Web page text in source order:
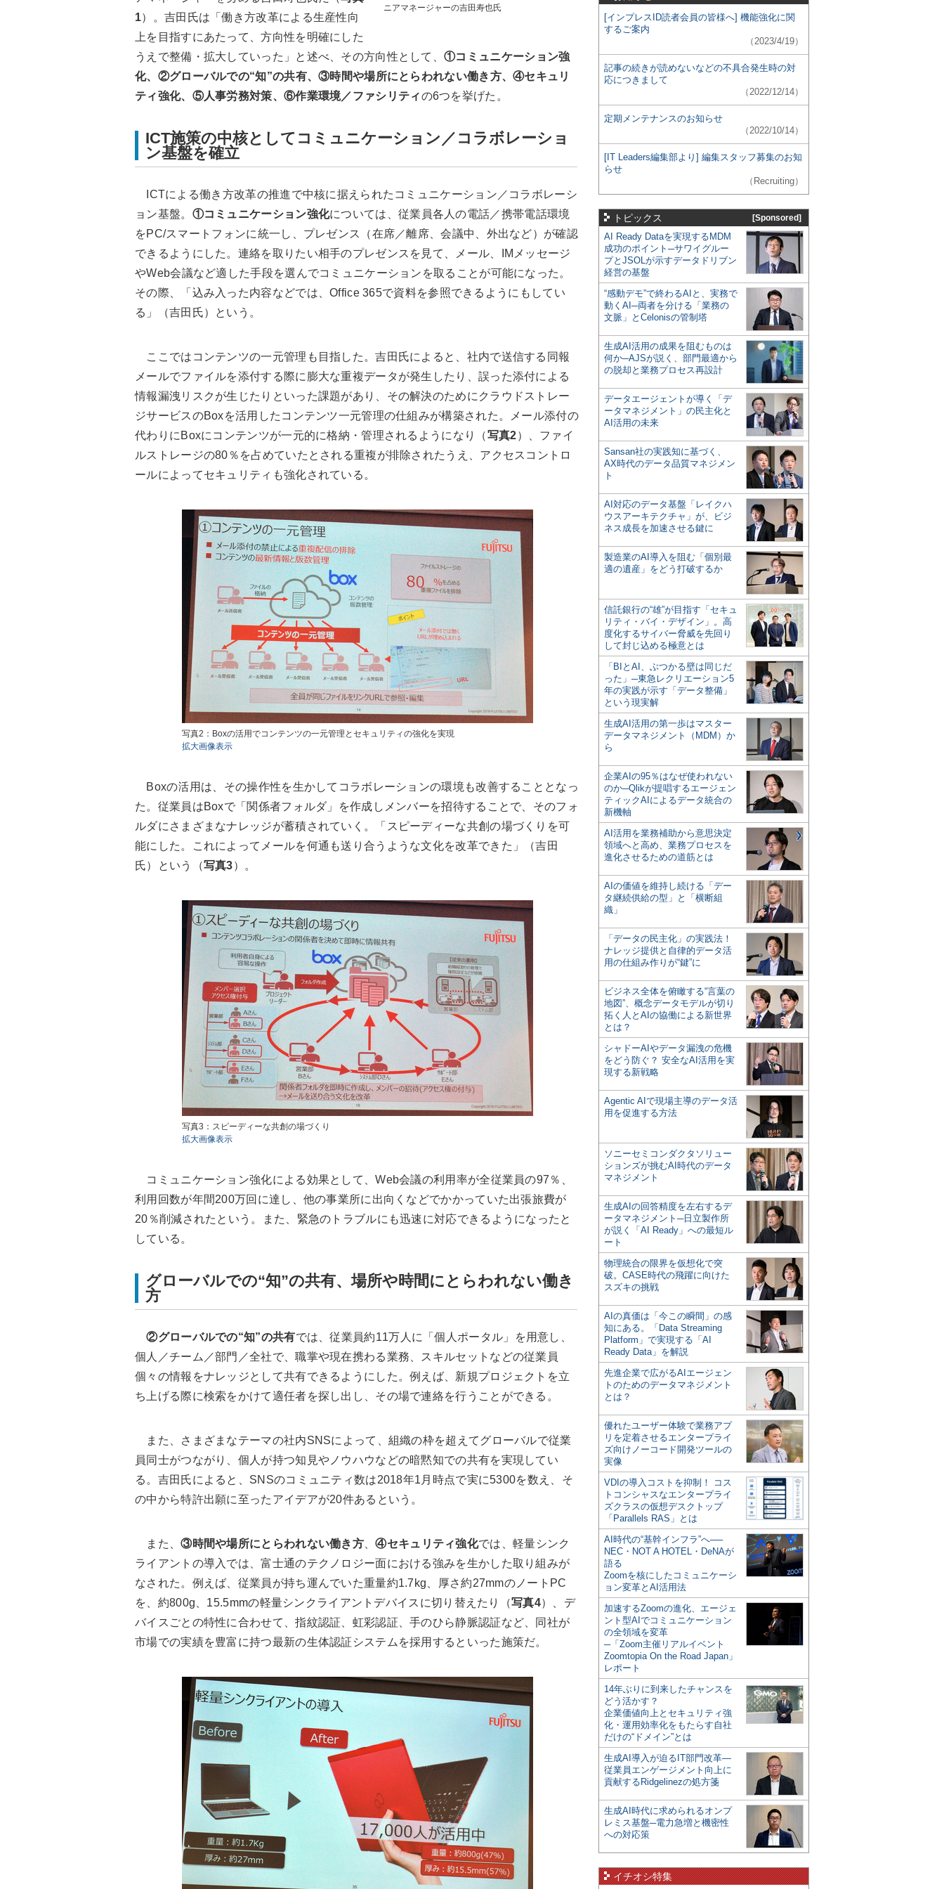
ニアマネージャーの吉田寿也氏
1）。吉田氏は「働き方改革による生産性向
上を目指すにあたって、方向性を明確にした
うえで整備・拡大していった」と述べ、その方向性として、①コミュニケーション強
化、②グローバルでの“知”の共有、③時間や場所にとらわれない働き方、④セキュリ
ティ強化、⑤人事労務対策、⑥作業環境／ファシリティの6つを挙げた。
ICT施策の中核としてコミュニケーション／コラボレーショ
ン基盤を確立
ICTによる働き方改革の推進で中核に据えられたコミュニケーション／コラボレーシ
ョン基盤。 ①コミュニケーション強化については、従業員各人の電話／携帯電話環境
をPC/スマートフォンに統一し、プレゼンス（在席／離席、会議中、外出など）が確認
できるようにした。連絡を取りたい相手のプレゼンスを見て、メール、IMメッセージ
やWeb会議など適した手段を選んでコミュニケーションを取ることが可能になった。
その際、「込み入った内容などでは、Office 365で資料を参照できるようにもしてい
る」（吉田氏）という。
ここではコンテンツの一元管理も目指した。吉田氏によると、社内で送信する同報
メールでファイルを添付する際に膨大な重複データが発生したり、誤った添付による
情報漏洩リスクが生じたりといった課題があり、その解決のためにクラウドストレー
ジサービスのBoxを活用したコンテンツ一元管理の仕組みが構築された。メール添付の
代わりにBoxにコンテンツが一元的に格納・管理されるようになり（写真2）、ファイ
ルストレージの80％を占めていたとされる重複が排除されたうえ、アクセスコントロ
ールによってセキュリティも強化されている。
写真2：Boxの活用でコンテンツの一元管理とセキュリティの強化を実現
拡大画像表示
Boxの活用は、その操作性を生かしてコラボレーションの環境も改善することとなっ
た。従業員はBoxで「関係者フォルダ」を作成しメンバーを招待することで、そのフォ
ルダにさまざまなナレッジが蓄積されていく。「スピーディーな共創の場づくりを可
能にした。これによってメールを何通も送り合うような文化を改革できた」（吉田
氏）という（写真3）。
写真3：スピーディーな共創の場づくり
拡大画像表示
コミュニケーション強化による効果として、Web会議の利用率が全従業員の97％、
利用回数が年間200万回に達し、他の事業所に出向くなどでかかっていた出張旅費が
20％削減されたという。また、緊急のトラブルにも迅速に対応できるようになったと
している。
グローバルでの“知”の共有、場所や時間にとらわれない働き
方
②グローバルでの“知”の共有では、従業員約11万人に「個人ポータル」を用意し、
個人／チーム／部門／全社で、職掌や現在携わる業務、スキルセットなどの従業員
個々の情報をナレッジとして共有できるようにした。例えば、新規プロジェクトを立
ち上げる際に検索をかけて適任者を探し出し、その場で連絡を行うことができる。
また、さまざまなテーマの社内SNSによって、組織の枠を超えてグローバルで従業
員同士がつながり、個人が持つ知見やノウハウなどの暗黙知での共有を実現してい
る。吉田氏によると、SNSのコミュニティ数は2018年1月時点で実に5300を数え、そ
の中から特許出願に至ったアイデアが20件あるという。
また、③時間や場所にとらわれない働き方 、④セキュリティ強化では、軽量シンク
ライアントの導入では、富士通のテクノロジー面における強みを生かした取り組みが
なされた。例えば、従業員が持ち運んでいた重量約1.7kg、厚さ約27mmのノートPC
を、約800g、15.5mmの軽量シンクライアントデバイスに切り替えたり（写真4）、デ
バイスごとの特性に合わせて、指紋認証、虹彩認証、手のひら静脈認証など、同社が
市場での実績を豊富に持つ最新の生体認証システムを採用するといった施策だ。
[インプレスID読者会員の皆様へ] 機能強化に関
するご案内
（2023/4/19）
記事の続きが読めないなどの不具合発生時の対
応につきまして
（2022/12/14）
定期メンテナンスのお知らせ
（2022/10/14）
[IT Leaders編集部より] 編集スタッフ募集のお知
らせ
（Recruiting）
トピックス [Sponsored]
AI Ready Dataを実現するMDM
成功のポイント─サワイグルー
プとJSOLが示すデータドリブン
経営の基盤
“感動デモ”で終わるAIと、実務で
動くAI─両者を分ける「業務の
文脈」とCelonisの管制塔
生成AI活用の成果を阻むものは
何か─AJSが説く、部門最適から
の脱却と業務プロセス再設計
データエージェントが導く「デ
ータマネジメント」の民主化と
AI活用の未来
Sansan社の実践知に基づく、
AX時代のデータ品質マネジメン
ト
AI対応のデータ基盤「レイクハ
ウスアーキテクチャ」が、ビジ
ネス成長を加速させる鍵に
製造業のAI導入を阻む「個別最
適の遺産」をどう打破するか
信託銀行の“雄”が目指す「セキュ
リティ・バイ・デザイン」。高
度化するサイバー脅威を先回り
して封じ込める極意とは
「BIとAI、ぶつかる壁は同じだ
った」─東急レクリエーション5
年の実践が示す「データ整備」
という現実解
生成AI活用の第一歩はマスター
データマネジメント（MDM）か
ら
企業AIの95％はなぜ使われない
のか─Qlikが提唱するエージェン
ティックAIによるデータ統合の
新機軸
AI活用を業務補助から意思決定
領域へと高め、業務プロセスを
進化させるための道筋とは
AIの価値を維持し続ける「デー
タ継続供給の型」と「横断組
織」
「データの民主化」の実践法！
ナレッジ提供と自律的データ活
用の仕組み作りが“鍵”に
ビジネス全体を俯瞰する“言葉の
地図”、概念データモデルが切り
拓く人とAIの協働による新世界
とは？
シャドーAIやデータ漏洩の危機
をどう防ぐ？ 安全なAI活用を実
現する新戦略
Agentic AIで現場主導のデータ活
用を促進する方法
ソニーセミコンダクタソリュー
ションズが挑むAI時代のデータ
マネジメント
生成AIの回答精度を左右するデ
ータマネジメント─日立製作所
が説く「AI Ready」への最短ル
ート
物理統合の限界を仮想化で突
破。CASE時代の飛躍に向けた
スズキの挑戦
AIの真価は「今この瞬間」の感
知にある。「Data Streaming
Platform」で実現する「AI
Ready Data」を解説
先進企業で広がるAIエージェン
トのためのデータマネジメント
とは？
優れたユーザー体験で業務アプ
リを定着させるエンタープライ
ズ向けノーコード開発ツールの
実像
VDIの導入コストを抑制！ コス
トコンシャスなエンタープライ
ズクラスの仮想デスクトップ
「Parallels RAS」とは
AI時代の“基幹インフラ”へ──
NEC・NOT A HOTEL・DeNAが
語る
Zoomを核にしたコミュニケーシ
ョン変革とAI活用法
加速するZoomの進化、エージェ
ント型AIでコミュニケーション
の全領域を変革
─「Zoom主催リアルイベント
Zoomtopia On the Road Japan」
レポート
14年ぶりに到来したチャンスを
どう活かす？
企業価値向上とセキュリティ強
化・運用効率化をもたらす自社
だけの“ドメイン”とは
生成AI導入が迫るIT部門改革―
従業員エンゲージメント向上に
貢献するRidgelinezの処方箋
生成AI時代に求められるオンプ
レミス基盤─電力急増と機密性
への対応策
イチオシ特集